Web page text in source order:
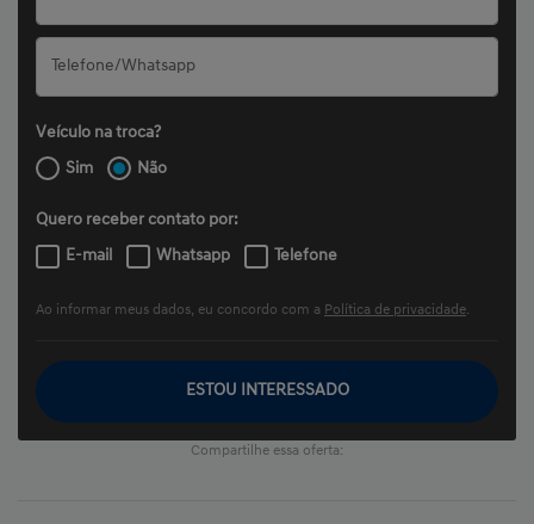
Veículo na troca?
Sim
Não
Quero receber contato por:
E-mail
Whatsapp Telefone
Ao informar meus dados, eu concordo com a Política de privacidade.
ESTOU INTERESSADO
Compartilhe essa oferta: